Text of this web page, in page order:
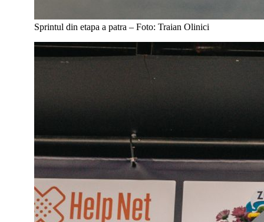
Sprintul din etapa a patra – Foto: Traian Olinici